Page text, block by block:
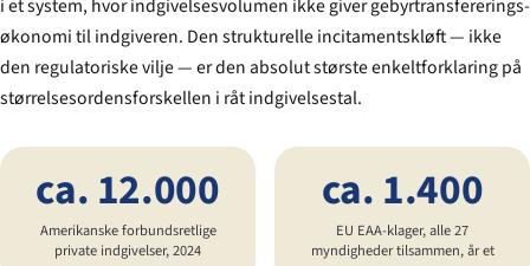
i et system, hvor indgivelsesvolumen ikke giver gebyrtransfererings-
økonomi til indgiveren. Den strukturelle incitamentskløft — ikke
den regulatoriske vilje — er den absolut største enkeltforklaring på
størrelsesordensforskellen i råt indgivelsestal.
ca. 12.000
Amerikanske forbundsretlige
private indgivelser, 2024
ca. 1.400
EU EAA-klager, alle 27
myndigheder tilsammen, år et